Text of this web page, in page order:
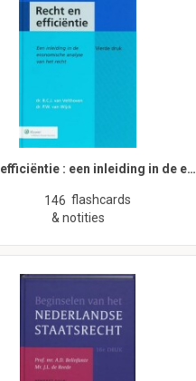
efficiëntie : een inleiding in de e…
146 flashcards
& notities